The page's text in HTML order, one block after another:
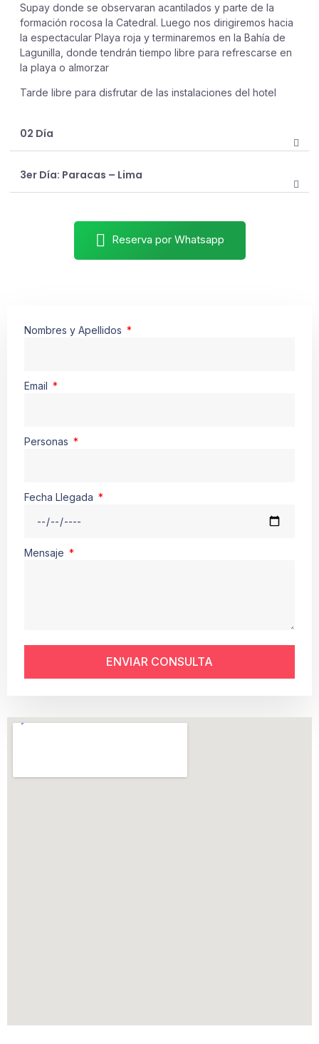
Supay donde se observaran acantilados y parte de la
formación rocosa la Catedral. Luego nos dirigiremos hacia
la espectacular Playa roja y terminaremos en la Bahía de
Lagunilla, donde tendrán tiempo libre para refrescarse en
la playa o almorzar
Tarde libre para disfrutar de las instalaciones del hotel
02 Día
3er Día: Paracas – Lima
Reserva por Whatsapp
Nombres y Apellidos
Email
Personas
Fecha Llegada
Mensaje
ENVIAR CONSULTA